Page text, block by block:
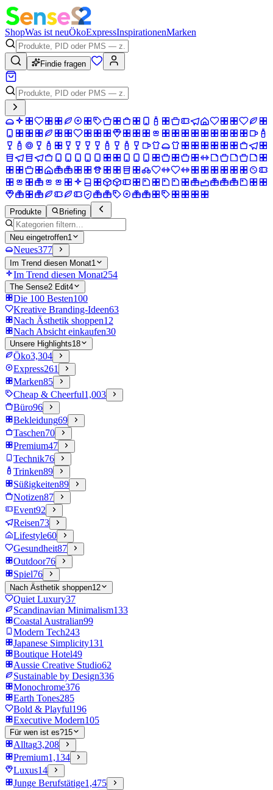
ShopWas ist neuÖkoExpressInspirationenMarken
Findie fragen
Produkte Briefing
Neu eingetroffen1
Neues377
Im Trend diesen Monat1
Im Trend diesen Monat254
The Sense2 Edit4
Die 100 Besten100
Kreative Branding-Ideen63
Nach Ästhetik shoppen12
Nach Absicht einkaufen30
Unsere Highlights18
Öko3,304
Express261
Marken85
Cheap & Cheerful1,003
Büro96
Bekleidung69
Taschen70
Premium47
Technik76
Trinken89
Süßigkeiten89
Notizen87
Event92
Reisen73
Lifestyle60
Gesundheit87
Outdoor76
Spiel76
Nach Ästhetik shoppen12
Quiet Luxury37
Scandinavian Minimalism133
Coastal Australian99
Modern Tech243
Japanese Simplicity131
Boutique Hotel49
Aussie Creative Studio62
Sustainable by Design336
Monochrome376
Earth Tones285
Bold & Playful196
Executive Modern105
Für wen ist es?15
Alltag3,208
Premium1,134
Luxus14
Junge Berufstätige1,475